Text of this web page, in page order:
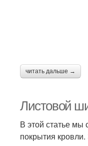
читать дальше →
Листовой
В этой статье
покрытия